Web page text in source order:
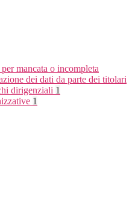
mancata o incompleta
dei dati da parte dei titolari
dirigenziali 1
1